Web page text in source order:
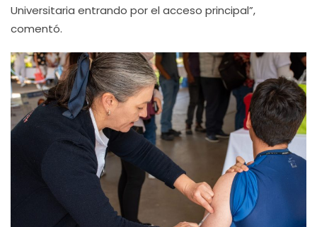
Universitaria entrando por el acceso principal”,
comentó.